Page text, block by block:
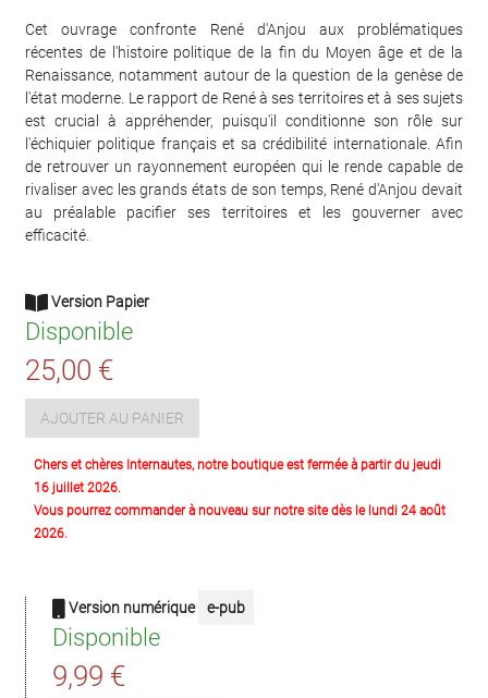
Cet ouvrage confronte René d'Anjou aux problématiques
récentes de l'histoire politique de la fin du Moyen âge et de la
Renaissance, notamment autour de la question de la genèse de
l'état moderne. Le rapport de René à ses territoires et à ses sujets
est crucial à appréhender, puisqu'il conditionne son rôle sur
l'échiquier politique français et sa crédibilité internationale. Afin
de retrouver un rayonnement européen qui le rende capable de
rivaliser avec les grands états de son temps, René d'Anjou devait
au préalable pacifier ses territoires et les gouverner avec
efficacité.
Version Papier
Disponible
25,00 €
AJOUTER AU PANIER
Chers et chères Internautes, notre boutique est fermée à partir du jeudi
16 juillet 2026.
Vous pourrez commander à nouveau sur notre site dès le lundi 24 août
2026.
Version numérique e-pub
Disponible
9,99 €